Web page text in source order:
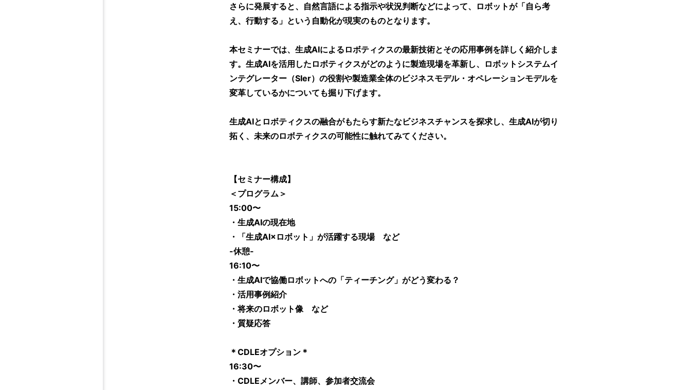
さらに発展すると、自然言語による指示や状況判断などによって、ロボットが「自ら考
え、行動する」という自動化が現実のものとなります。
本セミナーでは、生成AIによるロボティクスの最新技術とその応用事例を詳しく紹介しま
す。生成AIを活用したロボティクスがどのように製造現場を革新し、ロボットシステムイ
ンテグレーター（SIer）の役割や製造業全体のビジネスモデル・オペレーションモデルを
変革しているかについても掘り下げます。
生成AIとロボティクスの融合がもたらす新たなビジネスチャンスを探求し、生成AIが切り
拓く、未来のロボティクスの可能性に触れてみてください。
【セミナー構成】
＜プログラム＞
15:00〜
・生成AIの現在地
・「生成AI×ロボット」が活躍する現場 など
-休憩-
16:10〜
・生成AIで協働ロボットへの「ティーチング」がどう変わる？
・活用事例紹介
・将来のロボット像 など
・質疑応答
＊CDLEオプション＊
16:30〜
・CDLEメンバー、講師、参加者交流会